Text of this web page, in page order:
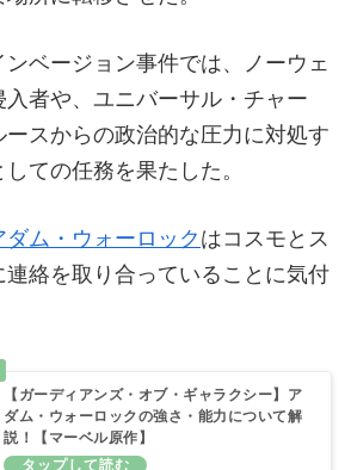
ベージョン事件では、ノーウェ
者や、ユニバーサル・チャー
スからの政治的な圧力に対処す
ての任務を果たした。
ダム・ウォーロック はコスモとス
連絡を取り合っていることに気付
【ガーディアンズ・オブ・ギャラクシー】ア
ダム・ウォーロックの強さ・能力について解
説！【マーベル原作】